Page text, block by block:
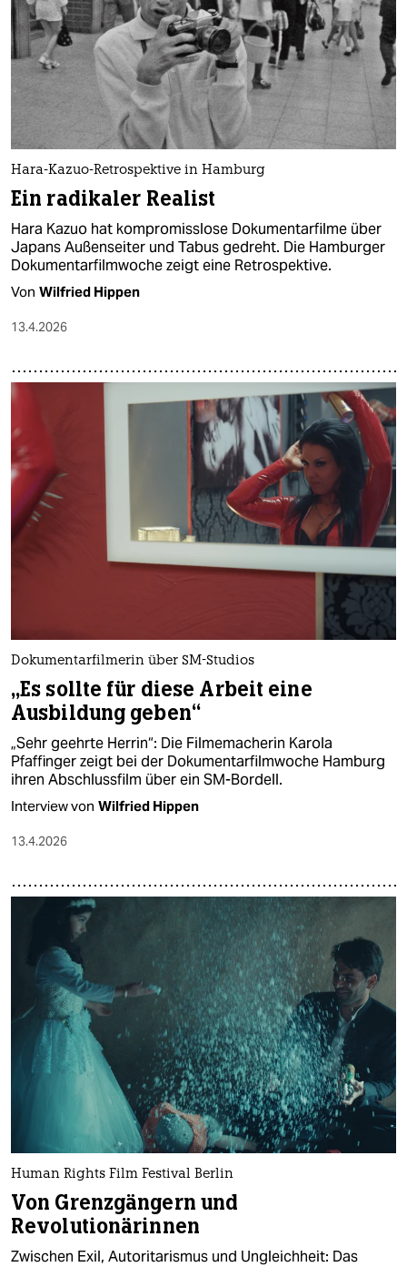
Hara-Kazuo-Retrospektive in Hamburg
Ein radikaler Realist
Hara Kazuo hat kompromisslose Dokumentarfilme über
Japans Außenseiter und Tabus gedreht. Die Hamburger
Dokumentarfilmwoche zeigt eine Retrospektive.
Von Wilfried Hippen
13.4.2026
Dokumentarfilmerin über SM-Studios
„Es sollte für diese Arbeit eine
Ausbildung geben“
„Sehr geehrte Herrin“: Die Filmemacherin Karola
Pfaffinger zeigt bei der Dokumentarfilmwoche Hamburg
ihren Abschlussfilm über ein SM-Bordell.
Interview von Wilfried Hippen
13.4.2026
Human Rights Film Festival Berlin
Von Grenzgängern und
Revolutionärinnen
Zwischen Exil, Autoritarismus und Ungleichheit: Das